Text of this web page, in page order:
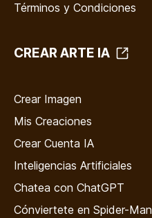
Términos y Condiciones
CREAR ARTE IA
Crear Imagen
Mis Creaciones
Crear Cuenta IA
Inteligencias Artificiales
Chatea con ChatGPT
Cónviertete en Spider-Man